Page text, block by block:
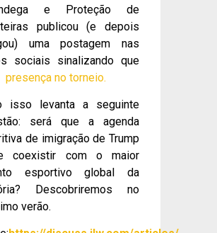
e Proteção de
publicou (e depois
uma postagem nas
sociais sinalizando que
presença no torneio.
isso levanta a seguinte
será que a agenda
de imigração de Trump
coexistir com o maior
esportivo global da
Descobriremos no
verão.